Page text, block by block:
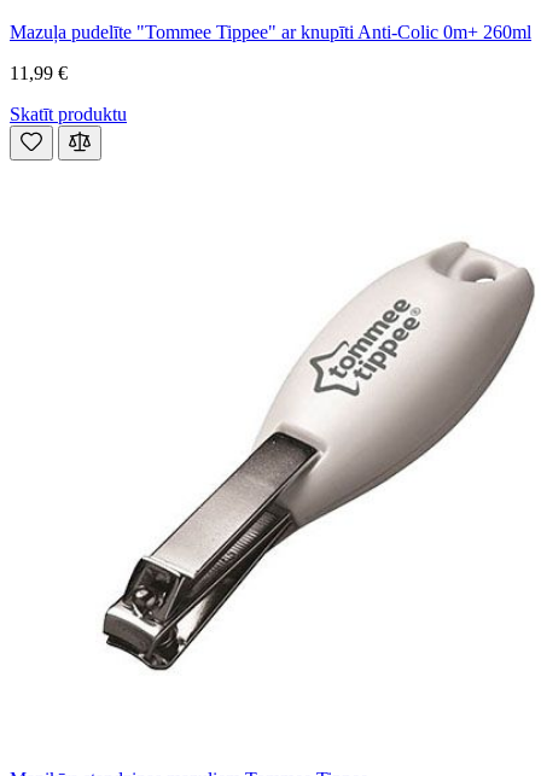
Mazuļa pudelīte "Tommee Tippee" ar knupīti Anti-Colic 0m+ 260ml
11,99 €
Skatīt produktu